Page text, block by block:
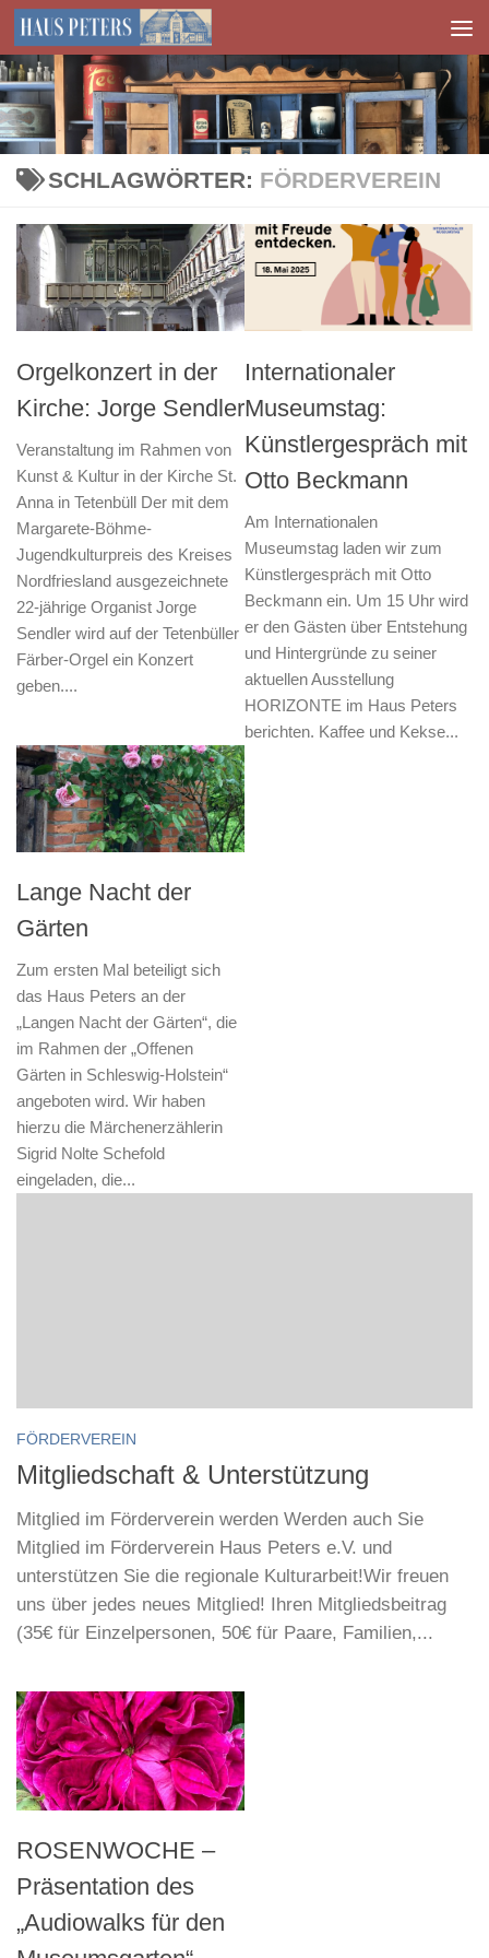
Zum Inhalt springen
SCHLAGWÖRTER: FÖRDERVEREIN
Orgelkonzert in der
Kirche: Jorge Sendler
Veranstaltung im Rahmen von
Kunst & Kultur in der Kirche St.
Anna in Tetenbüll Der mit dem
Margarete-Böhme-
Jugendkulturpreis des Kreises
Nordfriesland ausgezeichnete
22-jährige Organist Jorge
Sendler wird auf der Tetenbüller
Färber-Orgel ein Konzert
geben....
Internationaler
Museumstag:
Künstlergespräch mit
Otto Beckmann
Am Internationalen
Museumstag laden wir zum
Künstlergespräch mit Otto
Beckmann ein. Um 15 Uhr wird
er den Gästen über Entstehung
und Hintergründe zu seiner
aktuellen Ausstellung
HORIZONTE im Haus Peters
berichten. Kaffee und Kekse...
Lange Nacht der
Gärten
Zum ersten Mal beteiligt sich
das Haus Peters an der
„Langen Nacht der Gärten“, die
im Rahmen der „Offenen
Gärten in Schleswig-Holstein“
angeboten wird. Wir haben
hierzu die Märchenerzählerin
Sigrid Nolte Schefold
eingeladen, die...
FÖRDERVEREIN
Mitgliedschaft & Unterstützung
Mitglied im Förderverein werden Werden auch Sie
Mitglied im Förderverein Haus Peters e.V. und
unterstützen Sie die regionale Kulturarbeit!Wir freuen
uns über jedes neues Mitglied! Ihren Mitgliedsbeitrag
(35€ für Einzelpersonen, 50€ für Paare, Familien,...
ROSENWOCHE –
Präsentation des
„Audiowalks für den